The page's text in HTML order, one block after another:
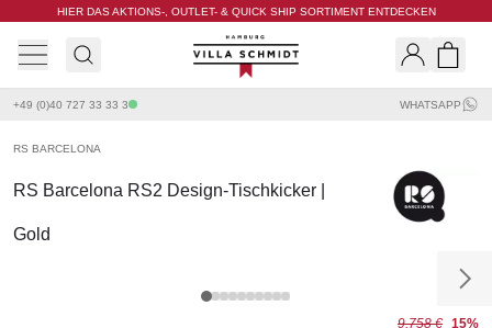
HIER DAS AKTIONS-, OUTLET- & QUICK SHIP SORTIMENT ENTDECKEN
Villa Schmidt
+49 (0)40 727 33 33 3 WHATSAPP
RS BARCELONA
RS Barcelona RS2 Design-Tischkicker |
Gold
9.758 € 15%